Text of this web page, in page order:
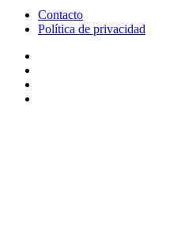
Contacto
Política de privacidad